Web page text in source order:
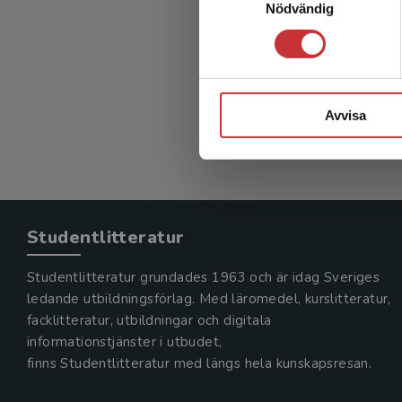
Nödvändig
Avvisa
Studentlitteratur
Studentlitteratur grundades 1963 och är idag Sveriges
ledande utbildningsförlag. Med läromedel, kurslitteratur,
facklitteratur, utbildningar och digitala
informationstjänster i utbudet,
finns Studentlitteratur med längs hela kunskapsresan.